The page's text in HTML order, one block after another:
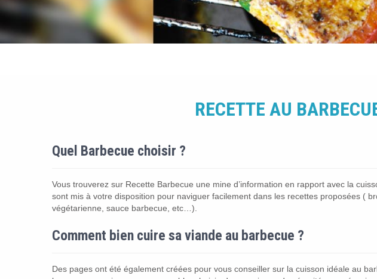
RECETTE AU
Quel Barbecue choisir ?
Vous trouverez sur Recette Barbecue une mine d’information en rapport avec la
sont mis à votre disposition pour naviguer facilement dans les recettes proposées (
végétarienne, sauce barbecue, etc…).
Comment bien cuire sa viande au barbecue ?
Des pages ont été également créées pour vous conseiller sur la cuisson idéale au